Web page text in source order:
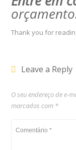
orçamento
Thank you for
Leave a Reply
O seu endereço de e-
marcados com *